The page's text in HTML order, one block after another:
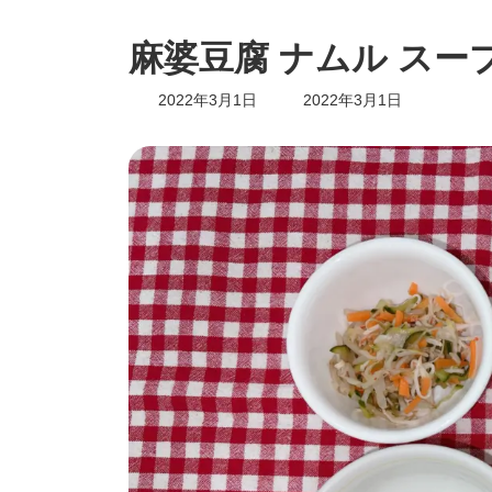
麻婆豆腐 ナムル スー
2022年3月1日
最
新
日
時
:
2022年3月1日